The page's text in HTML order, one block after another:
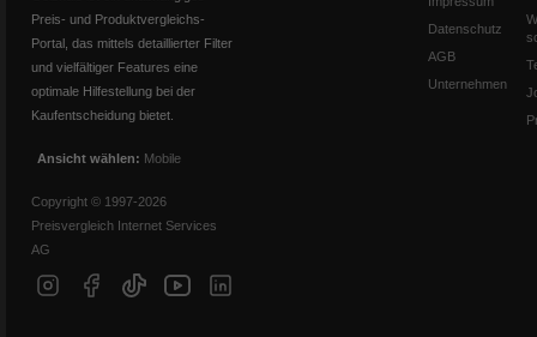
Preis- und Produktvergleichs-
Portal, das mittels detaillierter Filter
und vielfältiger Features eine
optimale Hilfestellung bei der
Kaufentscheidung bietet.
Ansicht wählen: Mobile
Copyright © 1997-2026
Preisvergleich Internet Services
AG
Datenschutz
AGB
Unternehmen